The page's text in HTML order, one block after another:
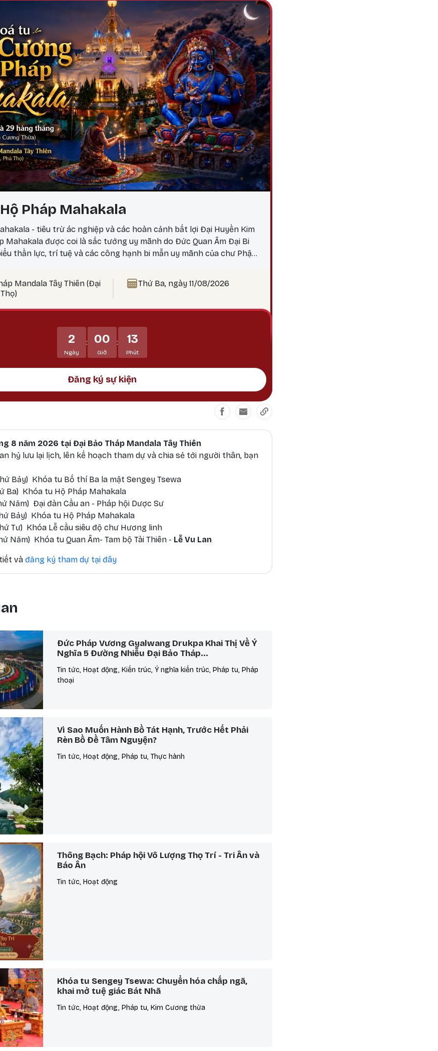
Pháp Mahakala
- tiêu trừ ác nghiệp và các hoàn cảnh bất lợi Đại Huyền Kim
Mahakala được coi là sắc tướng uy mãnh do Đức Quan Âm Đại Bi
thần lực, trí tuệ và các công hạnh bi mẫn uy mãnh của chư Phật.
và các hoàn cảnh bất lợi. Mahakala bảo vệ Phật pháp tránh khỏi
trừ các thế lực gây chướng ngại đối với Phật pháp và, dẫn dắt các
Mandala Tây Thiên (Đại
Thứ Ba, ngày 11/08/2026
2
Ngày
: 00
Giờ
: 13
Phút
Đăng ký sự kiện
8 năm 2026 tại Đại Bảo Tháp Mandala Tây Thiên
hỷ lưu lại lịch, lên kế hoạch tham dự và chia sẻ tới người thân, bạn
Bảy) Khóa tu Bố thí Ba la mật Sengey Tsewa
Ba) Khóa tu Hộ Pháp Mahakala
Năm) Đại đàn Cầu an - Pháp hội Dược Sư
Bảy) Khóa tu Hộ Pháp Mahakala
Tư) Khóa Lễ cầu siêu độ chư Hương linh
Năm) Khóa tu Quan Âm- Tam bộ Tài Thiên - Lễ Vu Lan
và đăng ký tham dự tại đây
Đức Pháp Vương Gyalwang Drukpa Khai Thị Về Ý
Nghĩa 5 Đường Nhiễu Đại Bảo Tháp…
Tin tức, Hoạt động, Kiến trúc, Ý nghĩa kiến trúc, Pháp tu, Pháp
thoại
Vì Sao Muốn Hành Bồ Tát Hạnh, Trước Hết Phải
Rèn Bồ Đề Tâm Nguyện?
Tin tức, Hoạt động, Pháp tu, Thực hành
Thông Bạch: Pháp hội Vô Lượng Thọ Trí - Tri Ân và
Báo Ân
Tin tức, Hoạt động
Khóa tu Sengey Tsewa: Chuyển hóa chấp ngã,
khai mở tuệ giác Bát Nhã
Tin tức, Hoạt động, Pháp tu, Kim Cương thừa